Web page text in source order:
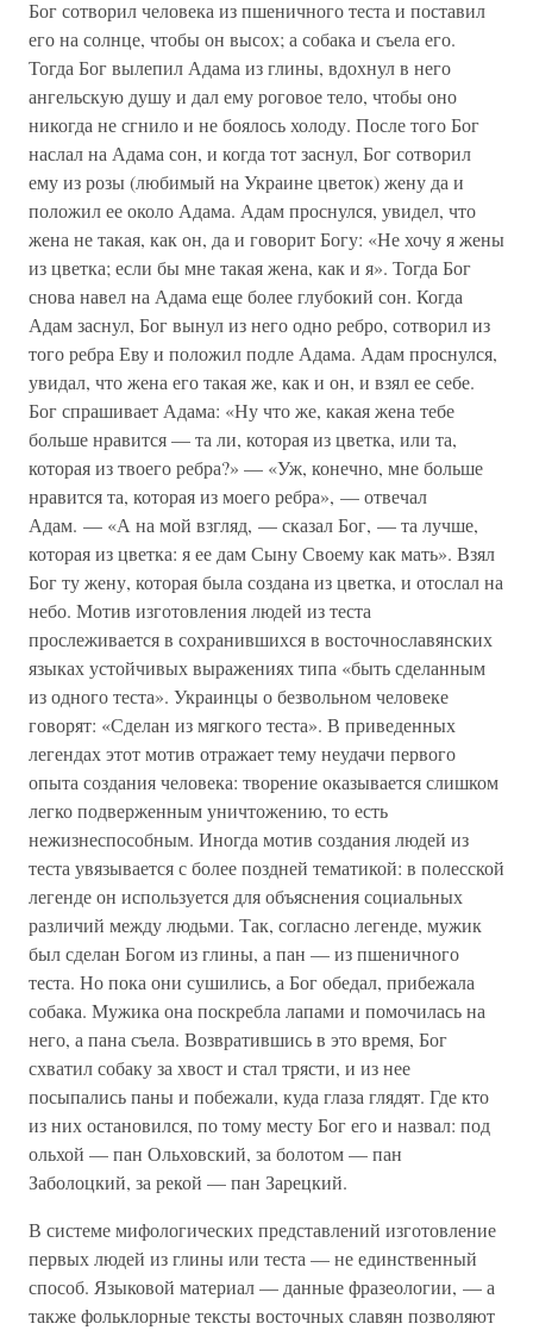
Бог сотворил человека из пшеничного теста и поставил
его на солнце, чтобы он высох; а собака и съела его.
Тогда Бог вылепил Адама из глины, вдохнул в него
ангельскую душу и дал ему роговое тело, чтобы оно
никогда не сгнило и не боялось холоду. После того Бог
наслал на Адама сон, и когда тот заснул, Бог сотворил
ему из розы (любимый на Украине цветок) жену да и
положил ее около Адама. Адам проснулся, увидел, что
жена не такая, как он, да и говорит Богу: «Не хочу я жены
из цветка; если бы мне такая жена, как и я». Тогда Бог
снова навел на Адама еще более глубокий сон. Когда
Адам заснул, Бог вынул из него одно ребро, сотворил из
того ребра Еву и положил подле Адама. Адам проснулся,
увидал, что жена его такая же, как и он, и взял ее себе.
Бог спрашивает Адама: «Ну что же, какая жена тебе
больше нравится — та ли, которая из цветка, или та,
которая из твоего ребра?» — «Уж, конечно, мне больше
нравится та, которая из моего ребра», — отвечал
Адам. — «А на мой взгляд, — сказал Бог, — та лучше,
которая из цветка: я ее дам Сыну Своему как мать». Взял
Бог ту жену, которая была создана из цветка, и отослал на
небо. Мотив изготовления людей из теста
прослеживается в сохранившихся в восточнославянских
языках устойчивых выражениях типа «быть сделанным
из одного теста». Украинцы о безвольном человеке
говорят: «Сделан из мягкого теста». В приведенных
легендах этот мотив отражает тему неудачи первого
опыта создания человека: творение оказывается слишком
легко подверженным уничтожению, то есть
нежизнеспособным. Иногда мотив создания людей из
теста увязывается с более поздней тематикой: в полесской
легенде он используется для объяснения социальных
различий между людьми. Так, согласно легенде, мужик
был сделан Богом из глины, а пан — из пшеничного
теста. Но пока они сушились, а Бог обедал, прибежала
собака. Мужика она поскребла лапами и помочилась на
него, а пана съела. Возвратившись в это время, Бог
схватил собаку за хвост и стал трясти, и из нее
посыпались паны и побежали, куда глаза глядят. Где кто
из них остановился, по тому месту Бог его и назвал: под
ольхой — пан Ольховский, за болотом — пан
Заболоцкий, за рекой — пан Зарецкий.
В системе мифологических представлений изготовление
первых людей из глины или теста — не единственный
способ. Языковой материал — данные фразеологии, — а
также фольклорные тексты восточных славян позволяют